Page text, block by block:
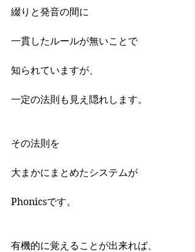
綴りと発音の間に
一貫したルールが無いことで
知られていますが、
一定の法則も見え隠れします。
その法則を
大まかにまとめたシステムが
Phonicsです。
有機的に覚えることが出来れば、